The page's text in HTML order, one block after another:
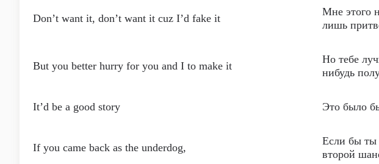
Don’t want it, don’t want it cuz I’d fake it
Мне этого
лишь
But you better hurry for you and I to make it
Но тебе
нибудь
It’d be a good story Это было
If you came back as the underdog,
Если бы ты
второй